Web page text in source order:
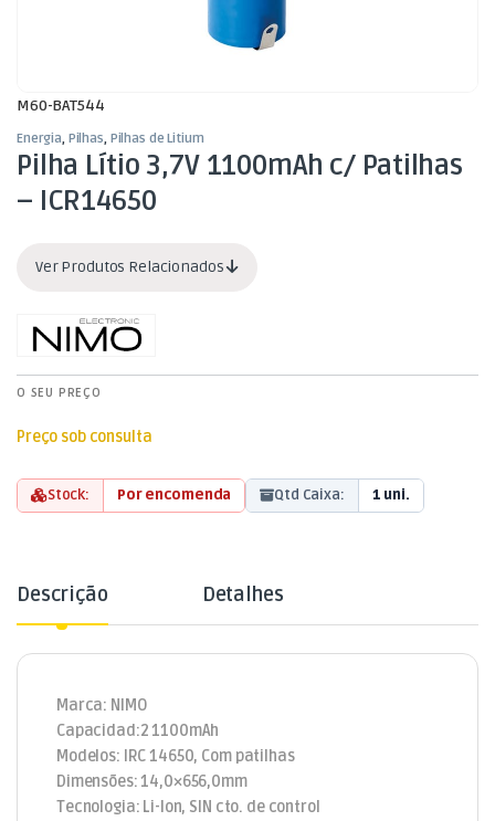
M60-BAT544
Energia, Pilhas, Pilhas de Litium
Pilha Lítio 3,7V 1100mAh c/ Patilhas
– ICR14650
Ver Produtos Relacionados
O SEU PREÇO
Preço sob consulta
Stock: Por encomenda Qtd Caixa: 1 uni.
Descrição Detalhes
Marca: NIMO
Capacidad:2 1100mAh
Modelos: IRC 14650, Com patilhas
Dimensões: 14,0×656,0mm
Tecnologia: Li-Ion, SIN cto. de control